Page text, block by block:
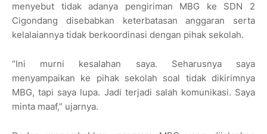
menyebut tidak adanya pengiriman MBG ke SDN 2
Cigondang disebabkan keterbatasan anggaran serta
kelalaiannya tidak berkoordinasi dengan pihak sekolah.
“Ini murni kesalahan saya. Seharusnya saya
menyampaikan ke pihak sekolah soal tidak dikirimnya
MBG, tapi saya lupa. Jadi terjadi salah komunikasi. Saya
minta maaf,” ujarnya.